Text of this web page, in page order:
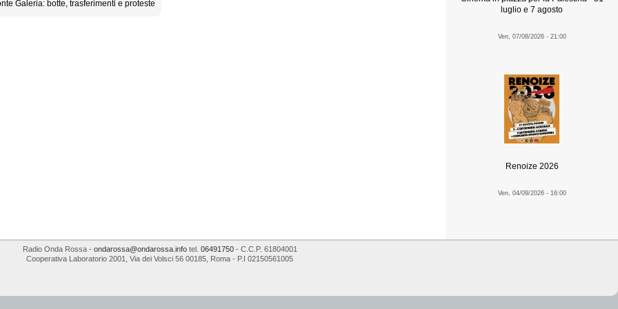
Galeria: botte, trasferimenti e proteste
luglio e 7 agosto
Ven, 07/08/2026 - 21:00
Renoize 2026
Ven, 04/09/2026 - 16:00
Radio Onda Rossa- ondarossa@ondarossa.infotel. 06491750- C.C.P. 61804001
Cooperativa Laboratorio 2001
Via dei Volsci 56 00185 Roma - P.I 02150561005